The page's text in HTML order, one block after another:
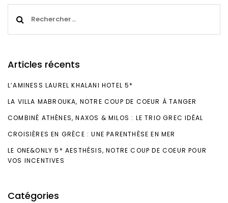
Articles récents
L’AMINESS LAUREL KHALANI HOTEL 5*
LA VILLA MABROUKA, NOTRE COUP DE COEUR À TANGER
COMBINÉ ATHÈNES, NAXOS & MILOS : LE TRIO GREC IDÉAL
CROISIÈRES EN GRÈCE : UNE PARENTHÈSE EN MER
LE ONE&ONLY 5* AESTHÉSIS, NOTRE COUP DE COEUR POUR
VOS INCENTIVES
Catégories